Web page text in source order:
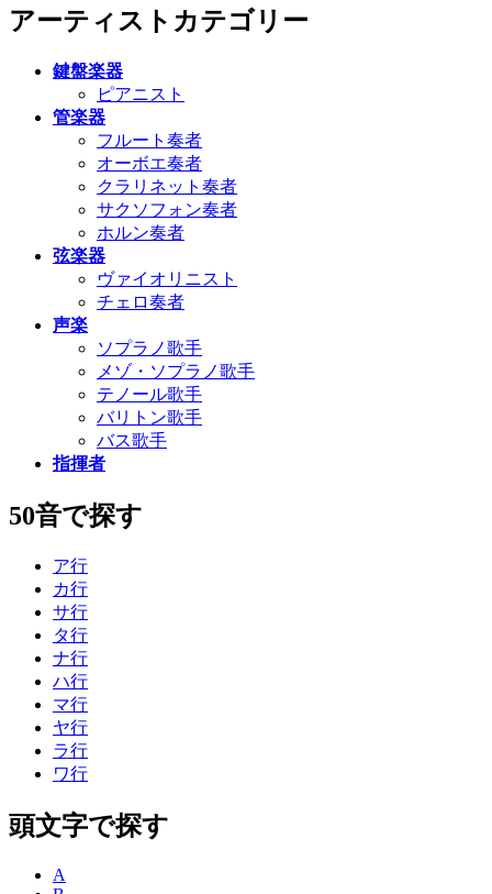
アーティストカテゴリー
鍵盤楽器
ピアニスト
管楽器
フルート奏者
オーボエ奏者
クラリネット奏者
サクソフォン奏者
ホルン奏者
弦楽器
ヴァイオリニスト
チェロ奏者
声楽
ソプラノ歌手
メゾ・ソプラノ歌手
テノール歌手
バリトン歌手
バス歌手
指揮者
50音で探す
ア行
カ行
サ行
タ行
ナ行
ハ行
マ行
ヤ行
ラ行
ワ行
頭文字で探す
A